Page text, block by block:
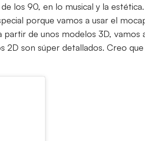
los 90, en lo musical y la
porque vamos a usar el
de unos modelos 3D, vamos
2D son súper detallados. Creo